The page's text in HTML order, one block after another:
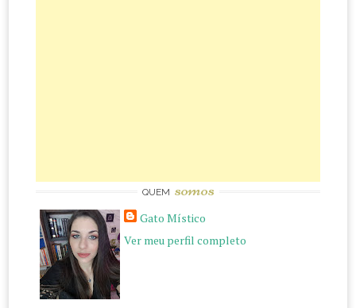
QUEM somos
Gato Místico
Ver meu perfil completo